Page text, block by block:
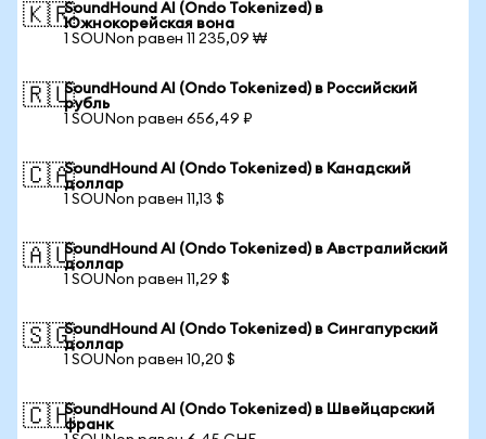
🇰🇷SoundHound AI (Ondo Tokenized) в
Южнокорейская вона
1 SOUNon равен 11 235,09 ₩
🇷🇺SoundHound AI (Ondo Tokenized) в Российский
рубль
1 SOUNon равен 656,49 ₽
🇨🇦SoundHound AI (Ondo Tokenized) в Канадский
доллар
1 SOUNon равен 11,13 $
🇦🇺SoundHound AI (Ondo Tokenized) в Австралийский
доллар
1 SOUNon равен 11,29 $
🇸🇬SoundHound AI (Ondo Tokenized) в Сингапурский
доллар
1 SOUNon равен 10,20 $
🇨🇭SoundHound AI (Ondo Tokenized) в Швейцарский
франк